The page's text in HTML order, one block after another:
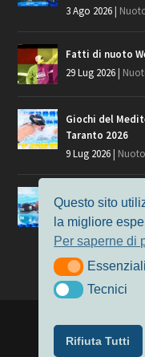
3 Ago 2026|
Fatti di nuoto
29 Lug 2026|
Giochi del
Taranto 2026
9 Lug 2026| Nuoto
Europei di
7 Lug 2026
Nuoto
Nuoto
MasterS
Questo sito
la migliore
Per saperne di
EssenzialiEssenziali
TecniciTecnici
Rifiuta Tutti